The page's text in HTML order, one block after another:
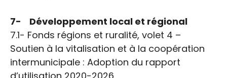
7- Développement local et régional
7.1- Fonds régions et ruralité, volet 4 –
Soutien à la vitalisation et à la coopération
intermunicipale : Adoption du rapport